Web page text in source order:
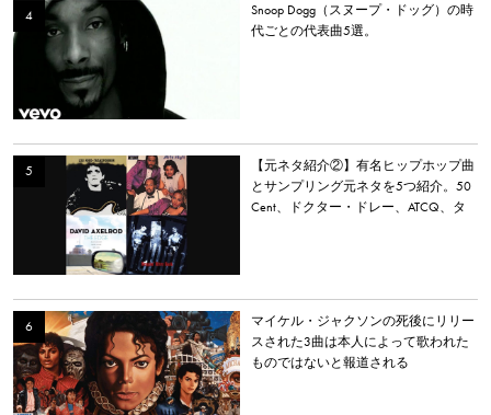
Snoop Dogg（スヌープ・ドッグ）の時
代ごとの代表曲5選。
【元ネタ紹介②】有名ヒップホップ曲
とサンプリング元ネタを5つ紹介。50
Cent、ドクター・ドレー、ATCQ、タ
マイケル・ジャクソンの死後にリリー
スされた3曲は本人によって歌われた
ものではないと報道される